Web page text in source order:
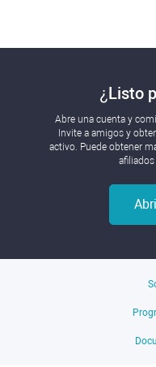
¿Listo
Abre una cuenta y
Invite a amigos y
activo. Puede obtener
afiliados